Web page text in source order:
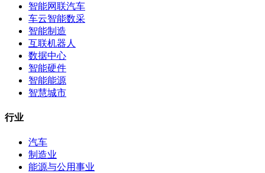
智能网联汽车
车云智能数采
智能制造
互联机器人
数据中心
智能硬件
智能能源
智慧城市
行业
汽车
制造业
能源与公用事业